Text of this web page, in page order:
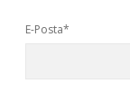
E-Posta*